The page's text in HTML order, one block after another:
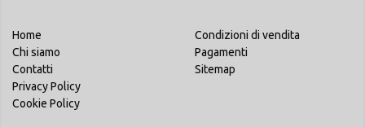
Home
Chi siamo
Contatti
Privacy Policy
Cookie Policy
Condizioni di vendita
Pagamenti
Sitemap